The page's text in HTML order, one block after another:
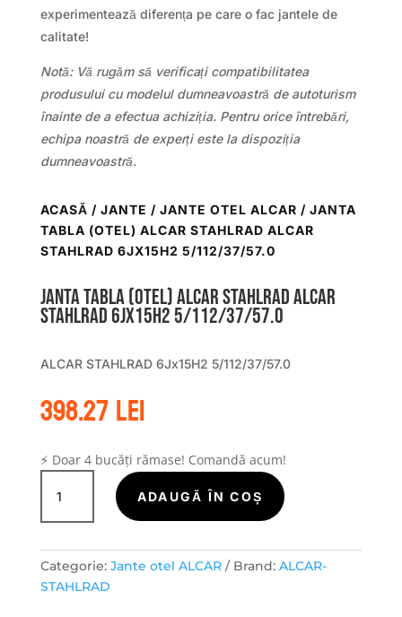
experimentează diferența pe care o fac jantele de
calitate!
Notă: Vă rugăm să verificați compatibilitatea
produsului cu modelul dumneavoastră de autoturism
înainte de a efectua achiziția. Pentru orice întrebări,
echipa noastră de experți este la dispoziția
dumneavoastră.
ACASĂ / JANTE / JANTE OTEL ALCAR / JANTA
TABLA (OTEL) ALCAR STAHLRAD ALCAR
STAHLRAD 6JX15H2 5/112/37/57.0
Janta tabla (otel) ALCAR STAHLRAD ALCAR
STAHLRAD 6Jx15H2 5/112/37/57.0
ALCAR STAHLRAD 6Jx15H2 5/112/37/57.0
398.27lei
⚡ Doar 4 bucăți rămase! Comandă acum!
Cantitate
Janta
tabla
ALCAR
STAHLRAD
ADAUGĂ ÎN COȘ
Categorie: Jante otel ALCAR Brand: ALCAR-
STAHLRAD